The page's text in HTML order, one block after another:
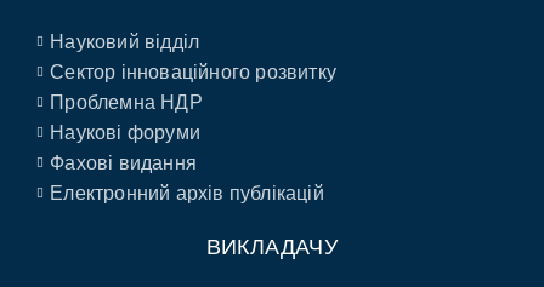
Науковий відділ
Сектор інноваційного розвитку
Проблемна НДР
Наукові форуми
Фахові видання
Електронний архів публікацій
ВИКЛАДАЧУ